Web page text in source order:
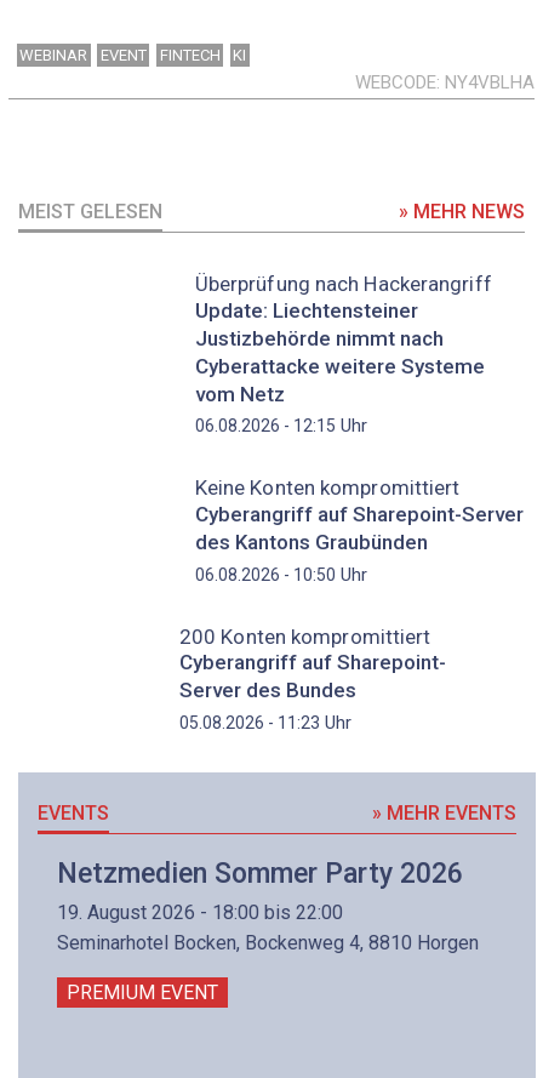
WEBINAR EVENT FINTECH KI
WEBCODE NY4VBLHA
MEIST GELESEN » MEHR NEWS
Überprüfung nach Hackerangriff
Update: Liechtensteiner
Justizbehörde nimmt nach
Cyberattacke weitere Systeme
vom Netz
06.08.2026 - 12:15 Uhr
Keine Konten kompromittiert
Cyberangriff auf Sharepoint-Server
des Kantons Graubünden
06.08.2026 - 10:50 Uhr
200 Konten kompromittiert
Cyberangriff auf Sharepoint-
Server des Bundes
05.08.2026 - 11:23 Uhr
EVENTS » MEHR EVENTS
Netzmedien Sommer Party 2026
19. August 2026 - 18:00 bis 22:00
Seminarhotel Bocken, Bockenweg 4, 8810 Horgen
PREMIUM EVENT